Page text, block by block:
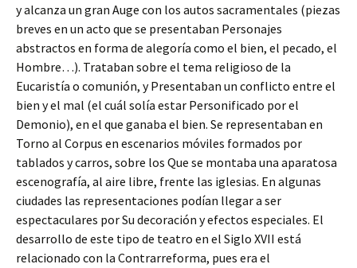
y alcanza un gran Auge con los autos sacramentales (piezas
breves en un acto que se presentaban Personajes
abstractos en forma de alegoría como el bien, el pecado, el
Hombre…). Trataban sobre el tema religioso de la
Eucaristía o comunión, y Presentaban un conflicto entre el
bien y el mal (el cuál solía estar Personificado por el
Demonio), en el que ganaba el bien. Se representaban en
Torno al Corpus en escenarios móviles formados por
tablados y carros, sobre los Que se montaba una aparatosa
escenografía, al aire libre, frente las iglesias. En algunas
ciudades las representaciones podían llegar a ser
espectaculares por Su decoración y efectos especiales. El
desarrollo de este tipo de teatro en el Siglo XVII está
relacionado con la Contrarreforma, pues era el